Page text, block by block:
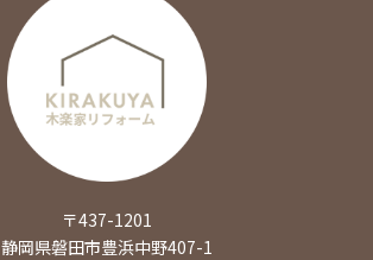
〒437-1201
静岡県磐田市豊浜中野407-1